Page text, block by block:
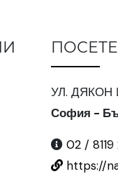
УЛ. ДЯКОН
София -
02 /
https://